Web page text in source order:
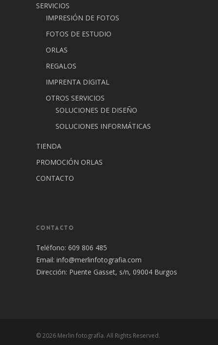
SERVICIOS
IMPRESIÓN DE FOTOS
FOTOS DE ESTUDIO
ORLAS
REGALOS
IMPRENTA DIGITAL
OTROS SERVICIOS
SOLUCIONES DE DISEÑO
SOLUCIONES INFORMÁTICAS
TIENDA
PROMOCIÓN ORLAS
CONTACTO
CONTACTO
Teléfono: 609 806 485
Email: info@merlinfotografia.com
Dirección: Puente Gasset, s/n, 09004 Burgos
© 2026 Merlin fotografía. All Rights Reserved.